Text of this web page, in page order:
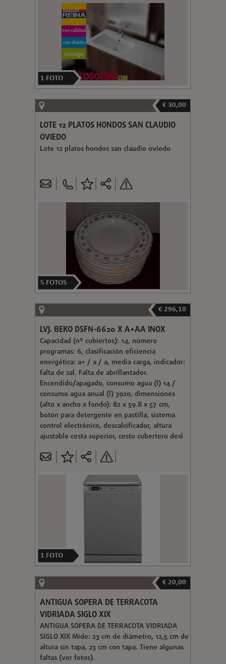
1 FOTO
€ 30,00
LOTE 12 PLATOS HONDOS SAN CLAUDIO
OVIEDO
Lote 12 platos hondos san claudio oviedo
5 FOTOS
€ 296,10
LVJ. BEKO DSFN-6620 X A+AA INOX
Capacidad (nº cubiertos): 14, número
programas: 6, clasificación eficiencia
energética: a+ / a / a, media carga, indicador:
falta de sal. Falta de abrillantador.
Encendido/apagado, consumo agua (l) 14 /
consumo agua anual (l) 3920, dimensiones
(alto x ancho x fondo): 82 x 59.8 x 57 cm,
botón para detergente en pastilla, sistema
control electrónico, descalcificador, altura
ajustable cesta superior, cesto cubertero desl
1 FOTO
€ 20,00
ANTIGUA SOPERA DE TERRACOTA
VIDRIADA SIGLO XIX
ANTIGUA SOPERA DE TERRACOTA VIDRIADA
SIGLO XIX Mide: 23 cm de diámetro, 12,5 cm de
altura sin tapa, 23 cm con tapa. Tiene algunas
faltas (ver fotos).